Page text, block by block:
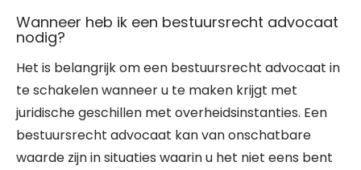
Wanneer heb ik een bestuursrecht advocaat
nodig?
Het is belangrijk om een bestuursrecht advocaat in
te schakelen wanneer u te maken krijgt met
juridische geschillen met overheidsinstanties. Een
bestuursrecht advocaat kan van onschatbare
waarde zijn in situaties waarin u het niet eens bent